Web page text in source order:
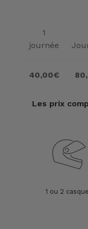
1
journée
40,00€
Les prix
1 ou 2